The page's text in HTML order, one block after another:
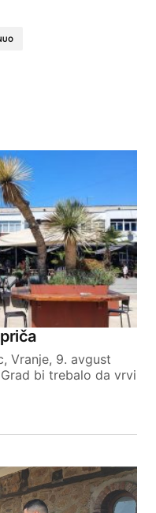
published.
Vranje, 9. avgust
bi trebalo da vrvi